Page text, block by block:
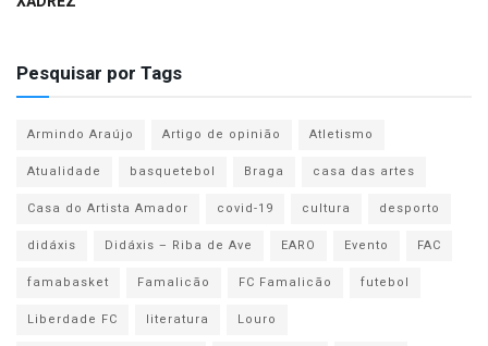
Pesquisar por Tags
Armindo Araújo Artigo de opinião
Atletismo
Atualidade
basquetebol Braga
casa das artes
Casa do Artista Amador
covid-19 cultura
desporto
didáxis
Didáxis – Riba de Ave EARO Evento
FAC
famabasket
Famalicão FC Famalicão
futebol
Liberdade FC
literatura
Louro